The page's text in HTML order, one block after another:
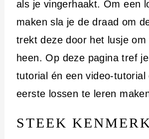
als je vingerhaakt. Om een
maken sla je de draad om
trekt deze door het lusje om
heen. Op deze pagina tref
tutorial én een video-tutorial
eerste lossen te leren
STEEK